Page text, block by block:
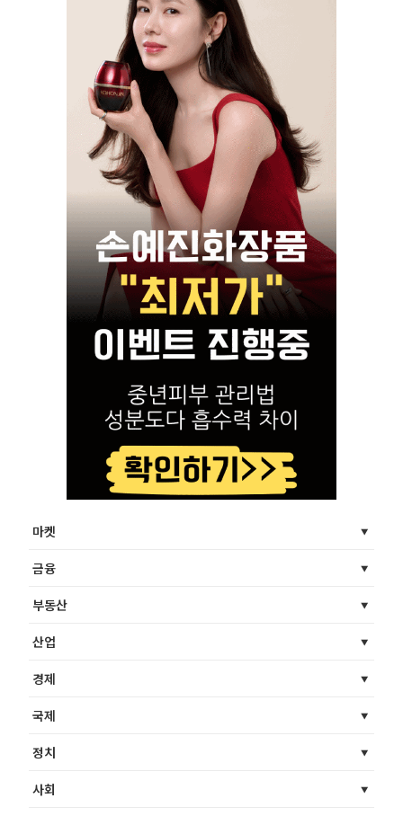
마켓
금융
부동산
산업
경제
국제
정치
사회